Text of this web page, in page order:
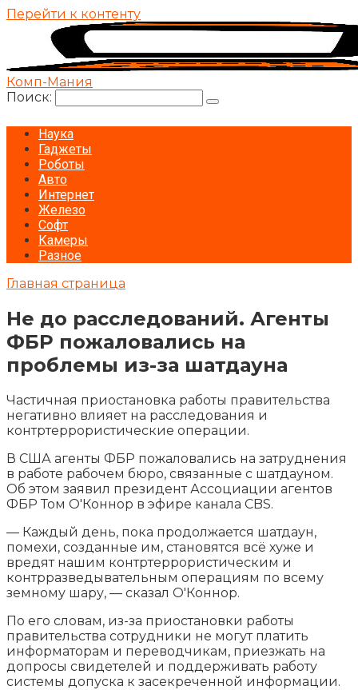
Перейти к контенту
Комп-Мания
Поиск:
Наука
Гаджеты
Роботы
Авто
Интернет
Железо
Софт
Камеры
Разное
Главная страница
Не до расследований. Агенты
ФБР пожаловались на
проблемы из-за шатдауна
Частичная приостановка работы правительства
негативно влияет на расследования и
контртеррористические операции.
В США агенты ФБР пожаловались на затруднения
в работе рабочем бюро, связанные с шатдауном.
Об этом заявил президент Ассоциации агентов
ФБР Том О'Коннор в эфире канала CBS.
— Каждый день, пока продолжается шатдаун,
помехи, созданные им, становятся всё хуже и
вредят нашим контртеррористическим и
контрразведывательным операциям по всему
земному шару, — сказал О'Коннор.
По его словам, из-за приостановки работы
правительства сотрудники не могут платить
информаторам и переводчикам, приезжать на
допросы свидетелей и поддерживать работу
системы допуска к засекреченной информации.